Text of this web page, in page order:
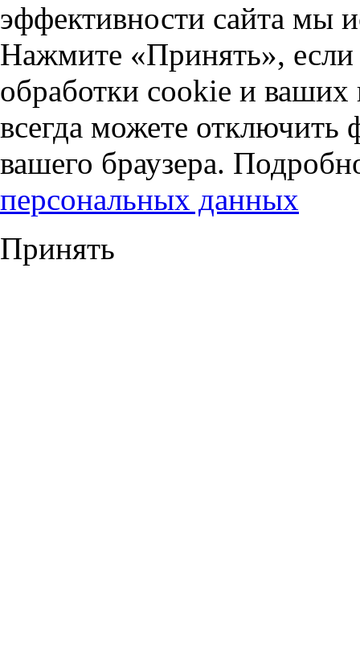
эффективности сайта мы
Нажмите «Принять», если
обработки cookie и
всегда можете отключить
вашего браузера.
персональных данных
Принять